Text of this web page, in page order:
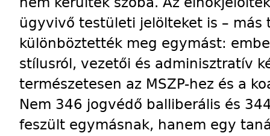
ügyvivő testületi jelölteket is – más
különböztették meg egymást:
stílusról, vezetői és adminisztratív
természetesen az MSZP-hez és a
Nem 346 jogvédő balliberális és
feszült egymásnak, hanem egy